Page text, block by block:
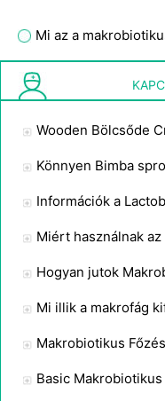
Mi az a
Wooden Bölcsőde
Könnyen Bimba
Információk a
Miért használnak
Hogyan jutok
Mi illik a makrofág
Makrobiotikus
Basic Makrobiotikus